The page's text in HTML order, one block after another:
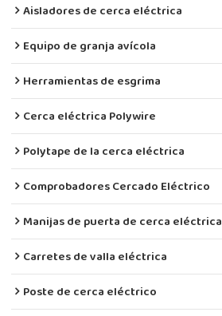
Aisladores de cerca eléctrica
Equipo de granja avícola
Herramientas de esgrima
Cerca eléctrica Polywire
Polytape de la cerca eléctrica
Comprobadores Cercado Eléctrico
Manijas de puerta de cerca eléctrica
Carretes de valla eléctrica
Poste de cerca eléctrico